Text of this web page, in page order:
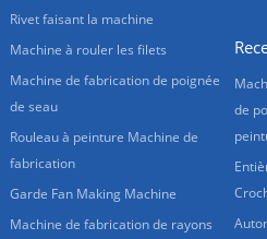
Rivet faisant la machine
Machine à rouler les filets
Machine de fabrication de poignée
de seau
Rouleau à peinture Machine de
fabrication
Garde Fan Making Machine
Machine de fabrication de rayons
de